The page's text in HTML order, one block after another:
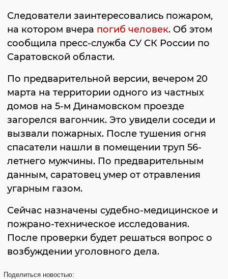
Следователи заинтересовались пожаром,
на котором вчера погиб человек. Об этом
сообщила пресс-служба СУ СК России по
Саратовской области.
По предварительной версии, вечером 20
марта на территории одного из частных
домов на 5-м Динамовском проезде
загорелся вагончик. Это увидели соседи и
вызвали пожарных. После тушения огня
спасатели нашли в помещении труп 56-
летнего мужчины. По предварительным
данным, саратовец умер от отравления
угарным газом.
Сейчас назначены судебно-медицинское и
пожрано-техническое исследования.
После проверки будет решаться вопрос о
возбуждении уголовного дела.
Поделиться новостью: